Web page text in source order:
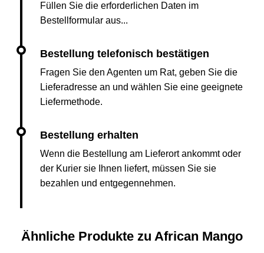
Füllen Sie die erforderlichen Daten im
Bestellformular aus...
Fragen Sie den Agenten um Rat, geben Sie die
Lieferadresse an und wählen Sie eine geeignete
Liefermethode.
Wenn die Bestellung am Lieferort ankommt oder
der Kurier sie Ihnen liefert, müssen Sie sie
bezahlen und entgegennehmen.
Ähnliche Produkte zu African Mango